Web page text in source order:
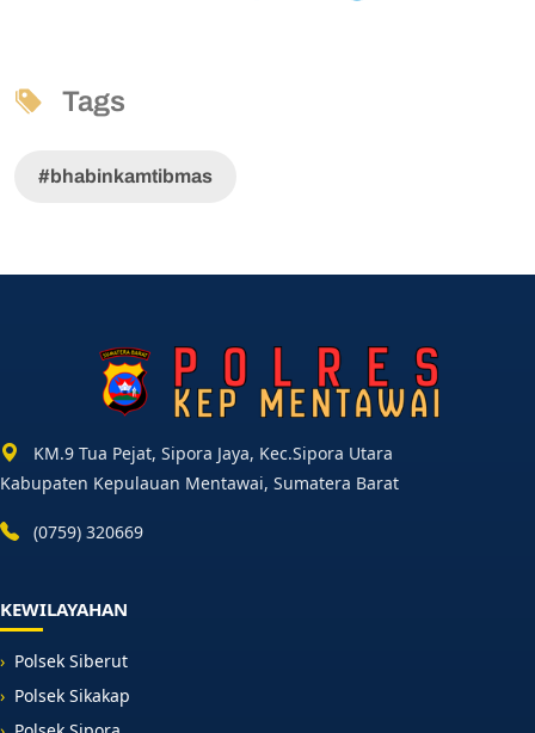
Tags
#bhabinkamtibmas
KM.9 Tua Pejat, Sipora Jaya, Kec.Sipora Utara
Kabupaten Kepulauan Mentawai, Sumatera Barat
(0759) 320669
KEWILAYAHAN
Polsek Siberut
Polsek Sikakap